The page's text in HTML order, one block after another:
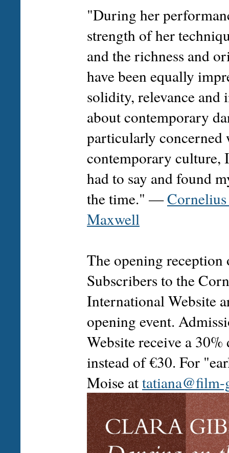
"During her
strength of her
and the richness and
have been equally
solidity, relevance
about contemporary
particularly
contemporary culture,
had to say and found
the time." —
Maxwell
The opening
Subscribers to the
International Website
opening event.
Website receive a
instead of €30. For
Moise at